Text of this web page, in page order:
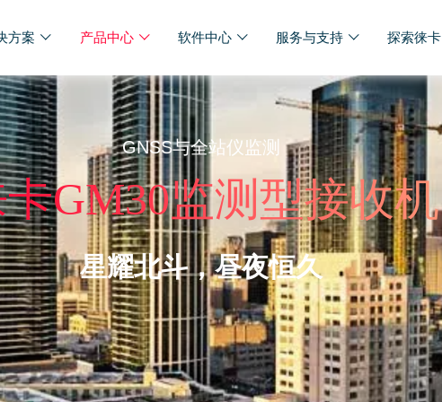
方案 产品中心 软件中心 服务与支持 探索徕卡
GNSS与全站仪监测
GM30监测型接收机
星耀北斗，昼夜恒久